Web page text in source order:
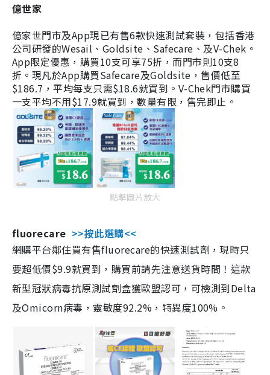
億世家
億家世門市及App現已有售6款快速測試套裝，包括香港
公司研發的Wesail、Goldsite、Safecare、及V-Chek。
App限定優惠，購買10支可享75折，而門市則10支8
折。現凡於App購買Safecare及Goldsite，售價低至
$186.7，平均每支只需$18.6就買到。V-Chek門市購買
一支平均不用$17.9就買到，數量有限，售完即止。
點擊圖片放大
fluorecare >>按此選購<<
網購平台鄰住買有售fluorecare的快速測試劑，現時只
要超低價$9.9就買到，購買前請先注意送貨時間！這款
新型冠狀病毒抗原測試劑盒獲歐盟認可，可檢測到Delta
及Omicorn病毒，靈敏度92.2%，特異度100%。